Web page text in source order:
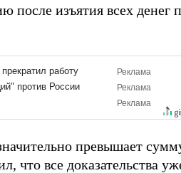
после изъятия всех денег
превышает
что все доказательства